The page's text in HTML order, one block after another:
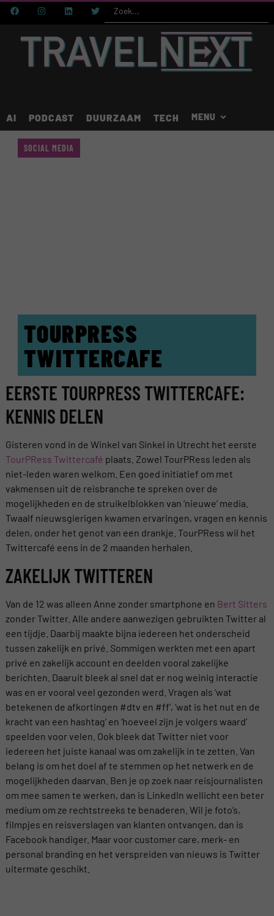
AI PODCAST DUURZAAM TECH
TOURPRESS
TWITTERCAFE
SOCIAL MEDIA
EERSTE TOURPRESS TWITTERCAFE:
KENNIS DELEN
Gisteren vond in de Winkel van Sinkel in Utrecht het eerste
TourPRess Twittercafé plaats. Zowel TourPRess leden als
niet-leden waren welkom. Een goed initiatief om met
vakmensen uit de reisbranche te spreken over de
mogelijkheden en de struikelblokken van ‘nieuwe’ media.
Twaalf nieuwsgierigen kwamen ervaringen, vragen en kennis
delen, onder het genot van een drankje. TourPRess wil het
Twittercafé eens in de 2 maanden herhalen.
ZAKELIJK TWITTEREN
Van de 12 was alleen Anne zonder smartphone en Bert Sitters
zonder Twitter. Alle andere aanwezigen gebruikten Twitter al
een tijdje. Daarbij maakte bijna iedereen het onderscheid
tussen zakelijk en privé. Sommigen werkten met een apart
privé en zakelijk account en deelden vooral zakelijke
berichten. Daaruit bleek al snel dat er nog weinig interactie
was en er vooral veel gezonden werd. Vragen als ‘wat
betekenen de afkortingen #dtv en #ff’, ‘wat is het nut en de
kracht van een hashtag’ en ‘hoeveel zijn je volgers waard’
speelden voor velen. Ook bleek dat Twitter niet voor
iedereen het juiste kanaal was om zakelijk in te zetten. Van
belang is om het doel af te stemmen op het netwerk en de
mogelijkheden daarvan. Ben je op zoek naar reisjournalisten
om mee samen te werken, dan is LinkedIn wellicht een beter
medium om ze rechtstreeks te benaderen. Wil je foto’s,
filmpjes en reisverslagen van klanten ontvangen, dan is
Facebook handiger. Maar voor customer care, merk- en
personal branding en het verspreiden van nieuws is Twitter
uitermate geschikt.